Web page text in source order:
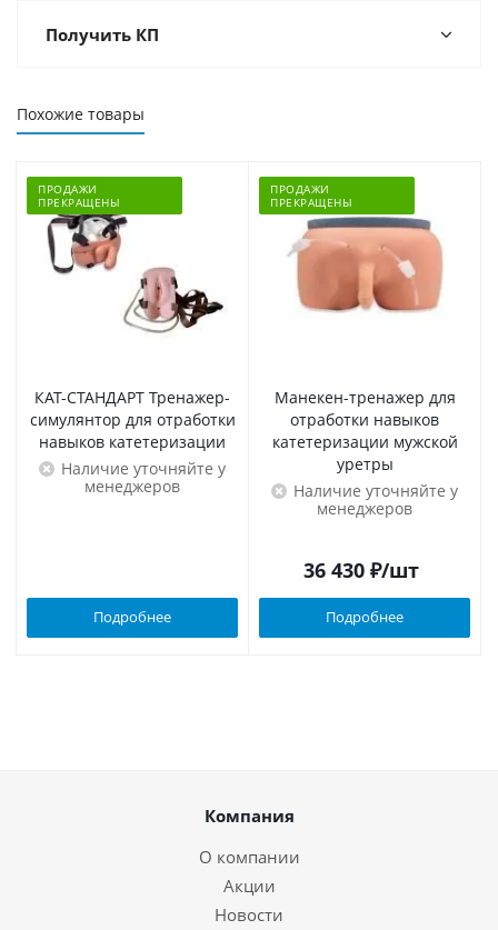
Получить КП
Похожие товары
ПРОДАЖИ
ПРЕКРАЩЕНЫ
КАТ-СТАНДАРТ Тренажер-
симулянтор для отработки
навыков катетеризации
Наличие уточняйте у
менеджеров
Подробнее
ПРОДАЖИ
ПРЕКРАЩЕНЫ
Манекен-тренажер для
отработки навыков
катетеризации мужской
уретры
Наличие уточняйте у
менеджеров
36 430₽/шт
Подробнее
Компания
О компании
Акции
Новости